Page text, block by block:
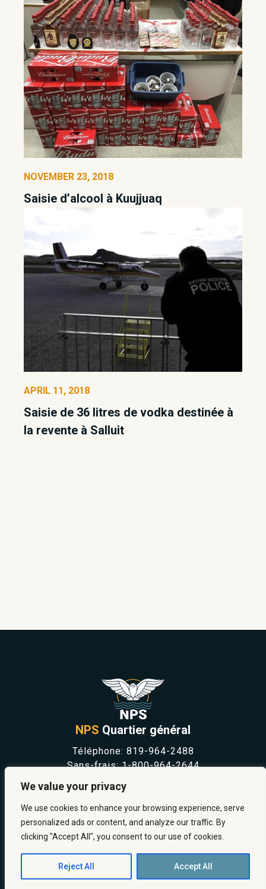
We value your privacy
We use cookies to enhance your browsing experience, serve
personalized ads or content, and analyze our traffic. By
clicking "Accept All", you consent to our use of cookies.
Reject All Accept All
NOVEMBER 23, 2018
Saisie d’alcool à Kuujjuaq
APRIL 11, 2018
Saisie de 36 litres de vodka destinée à
la revente à Salluit
NPS Quartier général
Téléphone: 819-964-2488
Sans-frais:1-800-964-2644
SÉCURITÉ ET PRÉVENTION
CARRIÈRES
À PROPOS
NOUS JOINDRE